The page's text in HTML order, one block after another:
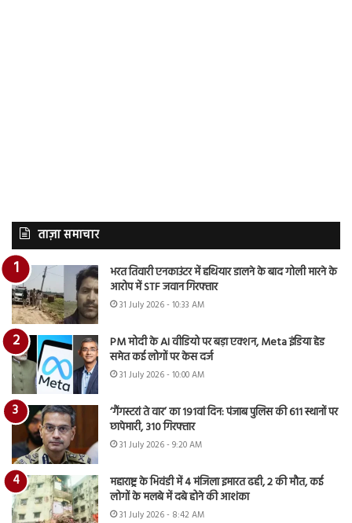
ताज़ा समाचार
भरत तिवारी एनकाउंटर में हथियार डालने के बाद गोली मारने के
आरोप में STF जवान गिरफ्तार
31 July 2026 - 10:33 AM
PM मोदी के AI वीडियो पर बड़ा एक्शन, Meta इंडिया हेड
समेत कई लोगों पर केस दर्ज
31 July 2026 - 10:00 AM
‘गैंगस्टरां ते वार’ का 191वां दिन: पंजाब पुलिस की 611 स्थानों पर
छापेमारी, 310 गिरफ्तार
31 July 2026 - 9:20 AM
महाराष्ट्र के भिवंडी में 4 मंजिला इमारत ढही, 2 की मौत, कई
लोगों के मलबे में दबे होने की आशंका
31 July 2026 - 8:42 AM